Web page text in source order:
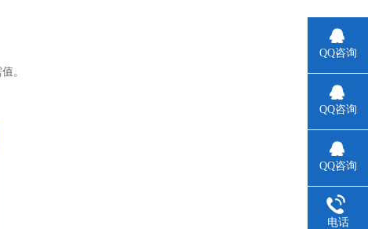
。
QQ咨询
QQ咨询
QQ咨询
电话